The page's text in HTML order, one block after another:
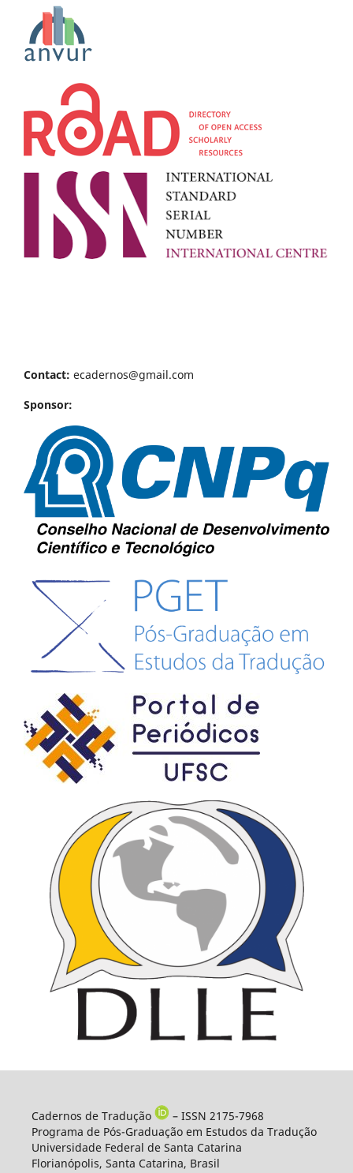
Contact: ecadernos@gmail.com
Sponsor:
Cadernos de Tradução
– ISSN 2175-7968
Programa de Pós-Graduação em Estudos da Tradução
Universidade Federal de Santa Catarina
Florianópolis, Santa Catarina, Brasil